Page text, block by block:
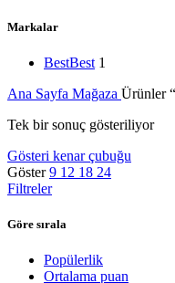
Markalar
BestBest 1
Ana Sayfa Mağaza Ürünler
Tek bir sonuç gösteriliyor
Gösteri kenar çubuğu
Göster9 12 18 24
Filtreler
Göre sırala
Popülerlik
Ortalama puan